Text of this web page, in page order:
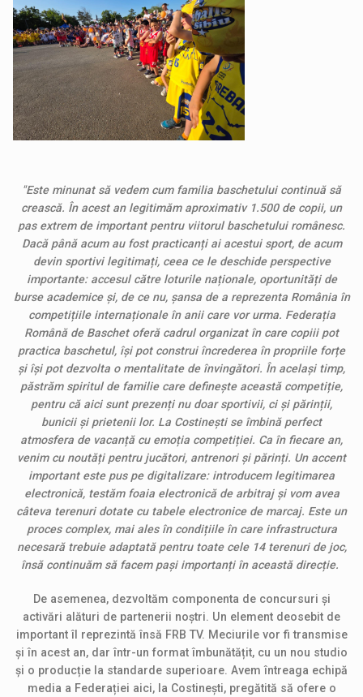
"Este minunat să vedem cum familia baschetului continuă să
crească. În acest an legitimăm aproximativ 1.500 de copii, un
pas extrem de important pentru viitorul baschetului românesc.
Dacă până acum au fost practicanți ai acestui sport, de acum
devin sportivi legitimați, ceea ce le deschide perspective
importante: accesul către loturile naționale, oportunități de
burse academice și, de ce nu, șansa de a reprezenta România în
competițiile internaționale în anii care vor urma. Federația
Română de Baschet oferă cadrul organizat în care copiii pot
practica baschetul, își pot construi încrederea în propriile forțe
și își pot dezvolta o mentalitate de învingători. În același timp,
păstrăm spiritul de familie care definește această competiție,
pentru că aici sunt prezenți nu doar sportivii, ci și părinții,
bunicii și prietenii lor. La Costinești se îmbină perfect
atmosfera de vacanță cu emoția competiției. Ca în fiecare an,
venim cu noutăți pentru jucători, antrenori și părinți. Un accent
important este pus pe digitalizare: introducem legitimarea
electronică, testăm foaia electronică de arbitraj și vom avea
câteva terenuri dotate cu tabele electronice de marcaj. Este un
proces complex, mai ales în condițiile în care infrastructura
necesară trebuie adaptată pentru toate cele 14 terenuri de joc,
însă continuăm să facem pași importanți în această direcție.
De asemenea, dezvoltăm componenta de concursuri și
activări alături de partenerii noștri. Un element deosebit de
important îl reprezintă însă FRB TV. Meciurile vor fi transmise
și în acest an, dar într-un format îmbunătățit, cu un nou studio
și o producție la standarde superioare. Avem întreaga echipă
media a Federației aici, la Costinești, pregătită să ofere o